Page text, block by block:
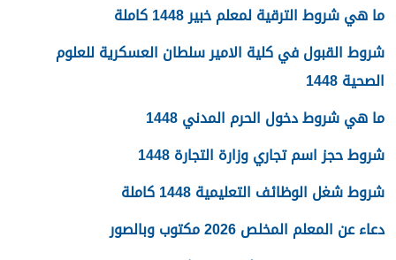
ما هي شروط الترقية لمعلم خبير 1448 كاملة
شروط القبول في كلية الامير سلطان العسكرية للعلوم
الصحية 1448
ما هي شروط دخول الحرم المدني 1448
شروط حجز اسم تجاري وزارة التجارة 1448
شروط شغل الوظائف التعليمية 1448 كاملة
دعاء عن المعلم المخلص 2026 مكتوب وبالصور